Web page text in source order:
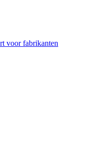
voor fabrikanten